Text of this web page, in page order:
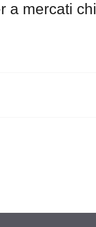
a mercati